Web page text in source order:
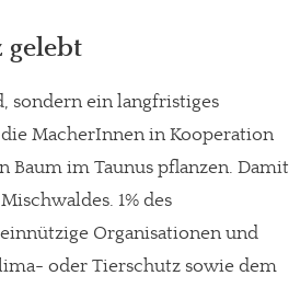
gelebt
sondern ein langfristiges
MacherInnen in Kooperation
Baum im Taunus pflanzen. Damit
1% des
Organisationen und
oder Tierschutz sowie dem